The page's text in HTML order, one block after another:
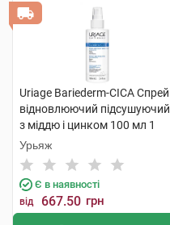
Uriage Bariederm-CICA Спрей
відновлюючий підсушуючий
з міддю і цинком 100 мл 1
флакон
Урьяж
Є в наявності
від 667.50 грн